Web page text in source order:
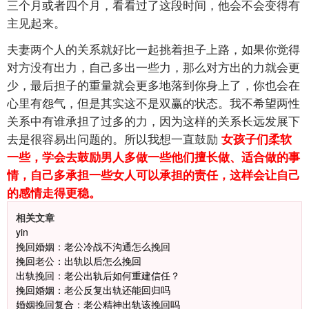
三个月或者四个月，看看过了这段时间，他会不会变得有
主见起来。
夫妻两个人的关系就好比一起挑着担子上路，如果你觉得
对方没有出力，自己多出一些力，那么对方出的力就会更
少，最后担子的重量就会更多地落到你身上了，你也会在
心里有怨气，但是其实这不是双赢的状态。我不希望两性
关系中有谁承担了过多的力，因为这样的关系长远发展下
去是很容易出问题的。所以我想一直鼓励 女孩子们柔软
一些，学会去鼓励男人多做一些他们擅长做、适合做的事
情，自己多承担一些女人可以承担的责任，这样会让自己
的感情走得更稳。
相关文章
yin
挽回婚姻：老公冷战不沟通怎么挽回
挽回老公：出轨以后怎么挽回
出轨挽回：老公出轨后如何重建信任？
挽回婚姻：老公反复出轨还能回归吗
婚姻挽回复合：老公精神出轨该挽回吗